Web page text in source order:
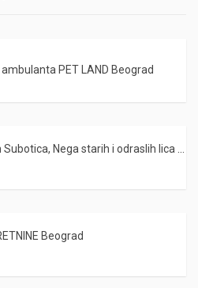
PET LAND Beograd
Beograd